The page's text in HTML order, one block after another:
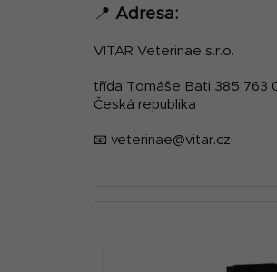
📍 Adresa:
VITAR Veterinae s.r.o.
třída Tomáše Bati 385 763
Česká republika
📧 veterinae@vitar.cz